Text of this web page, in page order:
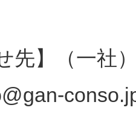
先】（一社